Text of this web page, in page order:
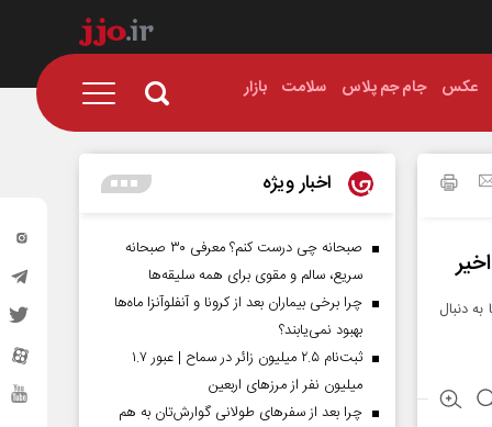
عکس جام جم پلاس سلامت بازار
دنبال
اخبار ویژه
صبحانه چی درست کنم؟ معرفی ۳۰ صبحانه
سریع، سالم و مقوی برای همه سلیقه‌ها
چرا برخی بیماران بعد از کرونا و آنفلوآنزا ماه‌ها
بهبود نمی‌یابند؟
ثبت‌نام ۲.۵ میلیون زائر در سماح | عبور ۱.۷
میلیون نفر از مرز‌های اربعین
چرا بعد از سفرهای طولانی گوارش‌تان به هم